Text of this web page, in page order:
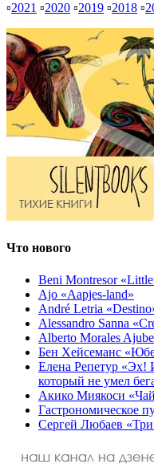
▫2021 ▫2020 ▫2019 ▫2018 ▫
Что нового
Beni Montresor
Ajo «Aapjes-land»
André Letria
Alessandro Sanna
Alberto Morales
Бен Хейсеманс
Елена Репетур «Эх!
который не умел
Акико Миякоси
Гастрономическое
Сергей Любаев «Три